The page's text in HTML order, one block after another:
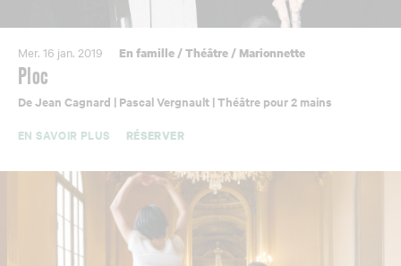
Mer. 16 jan. 2019 En famille/Théâtre/ Marionnette
Ploc
De Jean Cagnard | Pascal Vergnault | Théâtre pour 2 mains
EN SAVOIR PLUS
RÉSERVER